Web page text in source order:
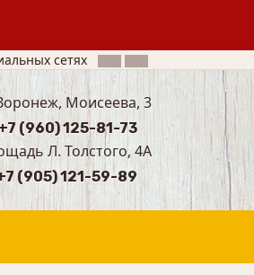
сетях
Моисеева, 3
+7 (960) 125-81-73
Л. Толстого, 4А
(905) 121-59-89